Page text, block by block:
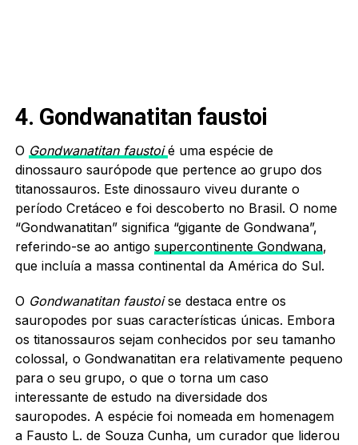
4. Gondwanatitan faustoi
O Gondwanatitan faustoi é uma espécie de
dinossauro saurópode que pertence ao grupo dos
titanossauros. Este dinossauro viveu durante o
período Cretáceo e foi descoberto no Brasil. O nome
“Gondwanatitan” significa “gigante de Gondwana”,
referindo-se ao antigo supercontinente Gondwana,
que incluía a massa continental da América do Sul.
O Gondwanatitan faustoise destaca entre os
sauropodes por suas características únicas. Embora
os titanossauros sejam conhecidos por seu tamanho
colossal, o Gondwanatitan era relativamente pequeno
para o seu grupo, o que o torna um caso
interessante de estudo na diversidade dos
sauropodes. A espécie foi nomeada em homenagem
a Fausto L. de Souza Cunha, um curador que liderou